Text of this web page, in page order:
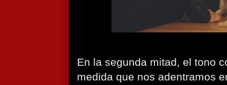
En la segunda mitad, el tono
medida que nos adentramos